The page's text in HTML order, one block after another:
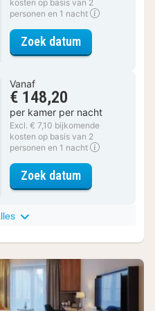
kosten op basis van 2
personen en 1 nacht
Zoek datumvoor
Vanaf
€ 148,20
per kamer per nacht
Excl. € 7,10 bijkomende
kosten op basis van 2
personen en 1 nacht
Zoek datumvoor